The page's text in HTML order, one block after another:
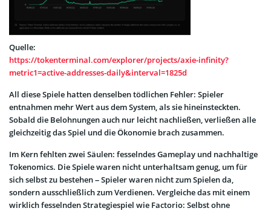
Quelle:
https://tokenterminal.com/explorer/projects/axie-infinity?
metric1=active-addresses-daily&interval=1825d
All diese Spiele hatten denselben tödlichen Fehler: Spieler
entnahmen mehr Wert aus dem System, als sie hineinsteckten.
Sobald die Belohnungen auch nur leicht nachließen, verließen alle
gleichzeitig das Spiel und die Ökonomie brach zusammen.
Im Kern fehlten zwei Säulen: fesselndes Gameplay und nachhaltige
Tokenomics. Die Spiele waren nicht unterhaltsam genug, um für
sich selbst zu bestehen – Spieler waren nicht zum Spielen da,
sondern ausschließlich zum Verdienen. Vergleiche das mit einem
wirklich fesselnden Strategiespiel wie Factorio: Selbst ohne